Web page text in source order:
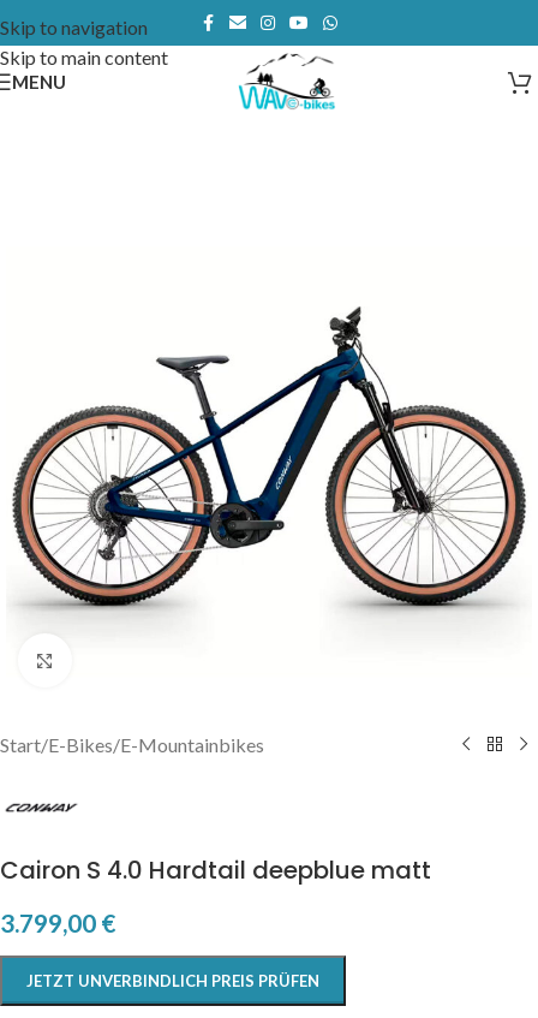
Skip to navigation
Skip to main content
MENU
Start/E-Bikes/E-Mountainbikes
Cairon S 4.0 Hardtail deepblue matt
3.799,00 €
JETZT UNVERBINDLICH PREIS PRÜFEN